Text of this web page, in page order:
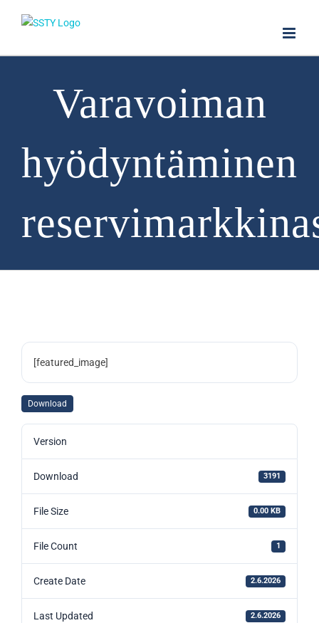
Varavoiman
hyödyntäminen
[featured_image]
Download
Version
Download 3191
File Size 0.00 KB
File Count 1
Create Date 2.6.2026
Last Updated 2.6.2026